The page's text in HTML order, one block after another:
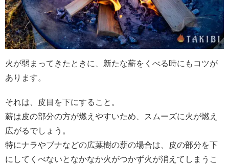
火が弱まってきたときに、新たな薪をくべる時にもコツが
あります。
それは、皮目を下にすること。
薪は皮の部分の方が燃えやすいため、スムーズに火が燃え
広がるでしょう。
特にナラやブナなどの広葉樹の薪の場合は、皮の部分を下
にしてくべないとなかなか火がつかず火が消えてしまうこ